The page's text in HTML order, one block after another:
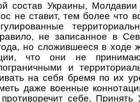
состав Украины,
не ставит, тем более что
не записанное в
но сложившееся в ходе
что они не
и
на себя бремя по их
даже военные
себе.